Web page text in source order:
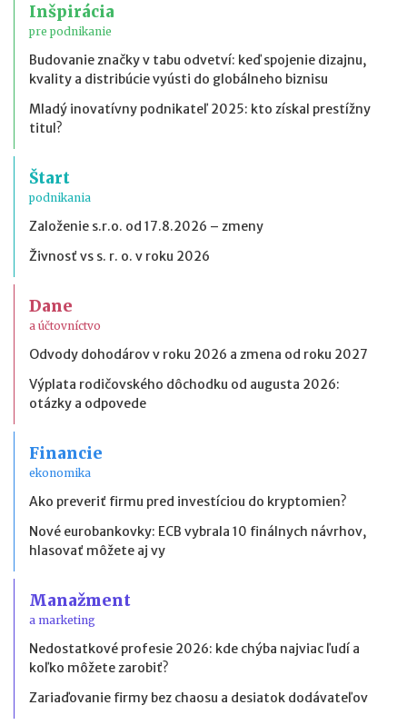
Inšpirácia
pre podnikanie
Budovanie značky v tabu odvetví: keď spojenie dizajnu,
kvality a distribúcie vyústi do globálneho biznisu
Mladý inovatívny podnikateľ 2025: kto získal prestížny
titul?
Štart
podnikania
Založenie s.r.o. od 17.8.2026 – zmeny
Živnosť vs s. r. o. v roku 2026
Dane
a účtovníctvo
Odvody dohodárov v roku 2026 a zmena od roku 2027
Výplata rodičovského dôchodku od augusta 2026:
otázky a odpovede
Financie
ekonomika
Ako preveriť firmu pred investíciou do kryptomien?
Nové eurobankovky: ECB vybrala 10 finálnych návrhov,
hlasovať môžete aj vy
Manažment
a marketing
Nedostatkové profesie 2026: kde chýba najviac ľudí a
koľko môžete zarobiť?
Zariaďovanie firmy bez chaosu a desiatok dodávateľov